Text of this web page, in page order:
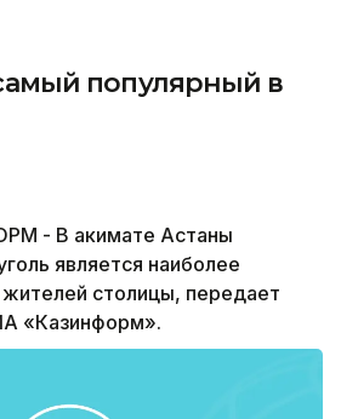
популярный в
- В акимате Астаны
является наиболее
столицы, передает
«Казинформ».